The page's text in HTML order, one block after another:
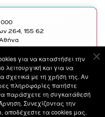
για να καταστήσει την
λειτουργική και για να
σχετικά με τη χρήση της. Αν
πληροφορίες πατήστε
παράσχετε τη συγκατάθεσή
Συνεχίζοντας την
αποδέχεστε τα cookies μας.
264, 155 62
LINKS